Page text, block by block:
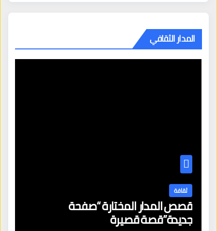
المدار الثقافي
ثقافة
قصص المدار المختارة “صفحة
جديدة”قصة قصيرة